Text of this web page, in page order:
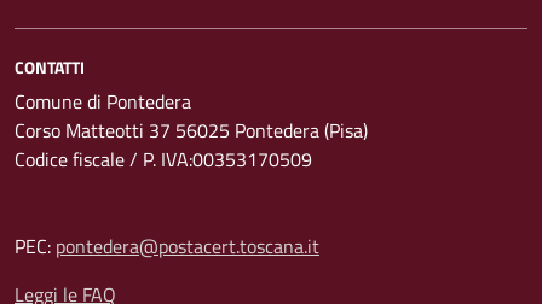
CONTATTI
Comune di Pontedera
Corso Matteotti 37 56025 Pontedera (Pisa)
Codice fiscale / P. IVA:00353170509
PEC: pontedera@postacert.toscana.it
Leggi le FAQ